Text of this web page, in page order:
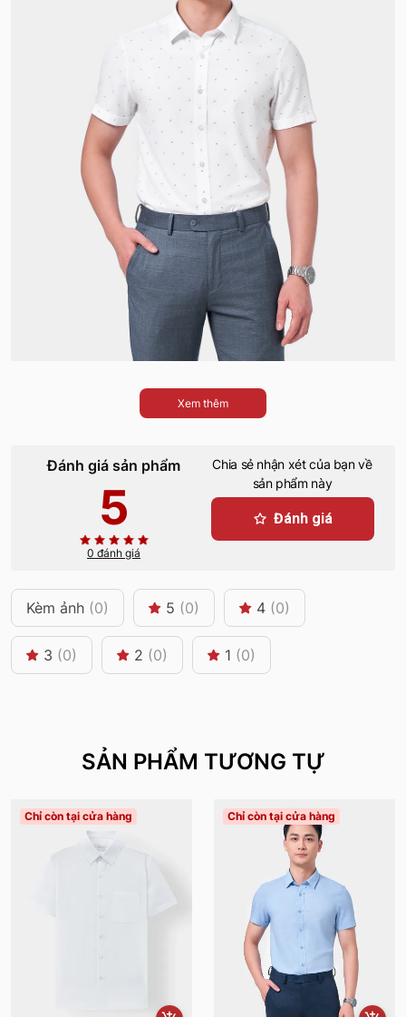
Xem thêm
Đánh giá sản phẩm
5
0 đánh giá
Chia sẻ nhận xét của bạn về
sản phẩm này
Đánh giá
Kèm ảnh (0) 5 (0) 4 (0)
3 (0) 2 (0) 1 (0)
SẢN PHẨM TƯƠNG TỰ
Chỉ còn tại cửa hàng Chỉ còn tại cửa hàng